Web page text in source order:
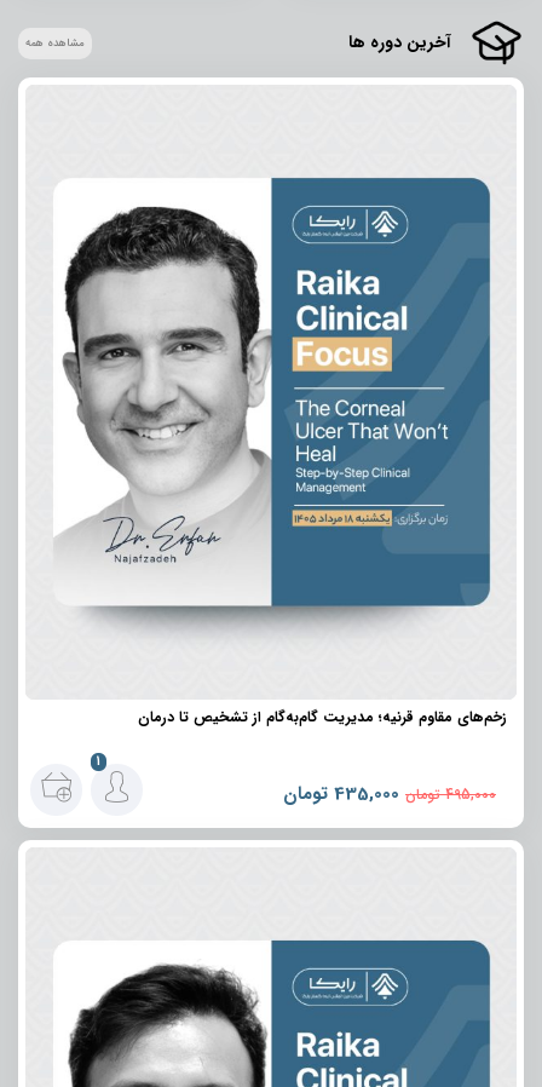
آخرین دوره ها مشاهده همه
زخم‌های مقاوم قرنیه؛ مدیریت گام‌به‌گام از تشخیص تا درمان
495,000 تومان 435,000 تومان
1